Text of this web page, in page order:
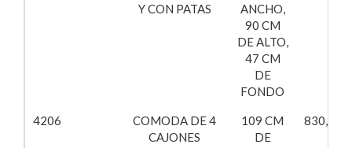
Y CON PATAS
ANCHO,
90 CM
DE ALTO,
47 CM
DE
FONDO
4206
COMODA DE 4
CAJONES
109 CM
DE
830,10€